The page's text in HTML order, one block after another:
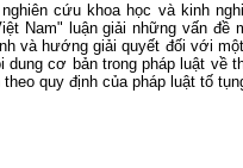
cứu khoa học và kinh
Nam" luận giải những vấn đề
và hướng giải quyết đối với
cơ bản trong pháp luật về
quy định của pháp luật tố